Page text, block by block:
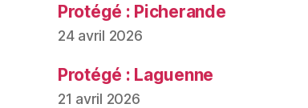
Protégé : Picherande
24 avril 2026
Protégé : Laguenne
21 avril 2026